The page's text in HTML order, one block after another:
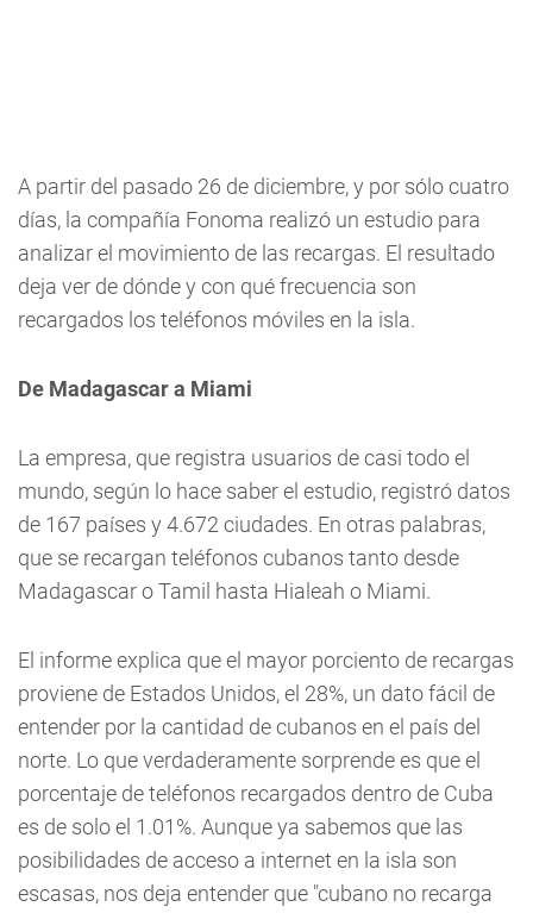
A partir del pasado 26 de diciembre, y por sólo cuatro
días, la compañía Fonoma realizó un estudio para
analizar el movimiento de las recargas. El resultado
deja ver de dónde y con qué frecuencia son
recargados los teléfonos móviles en la isla.
De Madagascar a Miami
La empresa, que registra usuarios de casi todo el
mundo, según lo hace saber el estudio, registró datos
de 167 países y 4.672 ciudades. En otras palabras,
que se recargan teléfonos cubanos tanto desde
Madagascar o Tamil hasta Hialeah o Miami.
El informe explica que el mayor porciento de recargas
proviene de Estados Unidos, el 28%, un dato fácil de
entender por la cantidad de cubanos en el país del
norte. Lo que verdaderamente sorprende es que el
porcentaje de teléfonos recargados dentro de Cuba
es de solo el 1.01%. Aunque ya sabemos que las
posibilidades de acceso a internet en la isla son
escasas, nos deja entender que "cubano no recarga